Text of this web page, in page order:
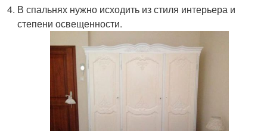
В спальнях нужно исходить из стиля интерьера и
степени освещенности.